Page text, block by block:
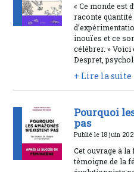
« Ce monde est
raconte quantité
inouïes et ce
célébrer. »
Despret,
+ Lire la suite
Pourquoi
pas
Publié le 18 juin
Cet ouvrage à
témoigne de la